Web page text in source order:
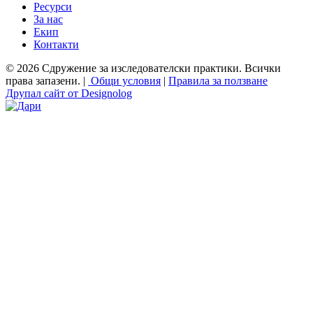
Ресурси
За нас
Екип
Контакти
© 2026 Сдружение за изследователски практики. Всички
права запазени. | Общи условия | Правила за ползване
Друпал сайт от Designolog